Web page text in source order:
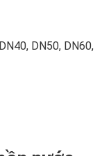
DN50, DN60,